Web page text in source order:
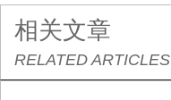
相关文章
RELATED ARTICLES